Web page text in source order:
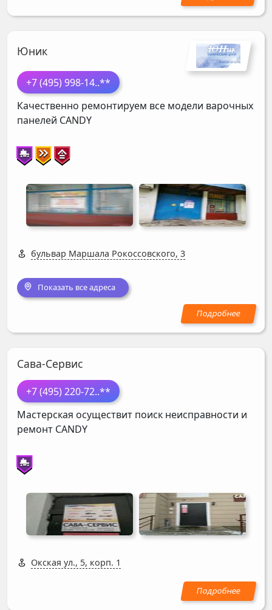
Юник
+7 (495) 998-14..**
Качественно ремонтируем все модели варочных
панелей CANDY
бульвар Маршала Рокоссовского, 3
Показать все адреса
Сава-Сервис
+7 (495) 220-72..**
Мастерская осуществит поиск неисправности и
ремонт CANDY
Окская ул., 5, корп. 1